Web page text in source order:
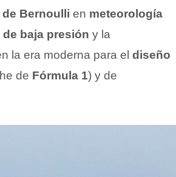
Bernoulli en meteorología
baja presión y la
la era moderna para el diseño
de Fórmula 1) y de